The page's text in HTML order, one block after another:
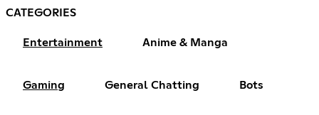
CATEGORIES
Entertainment Anime & Manga
Gaming General Chatting Bots